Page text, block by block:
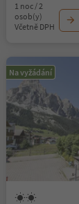
1 noc / 2
osob(y)
Včetně DPH
Na vyžádání